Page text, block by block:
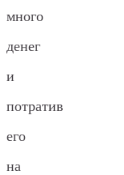
много
денег
и
потратив
его
на